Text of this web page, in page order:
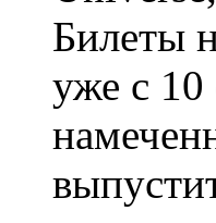
Билеты
уже с 10